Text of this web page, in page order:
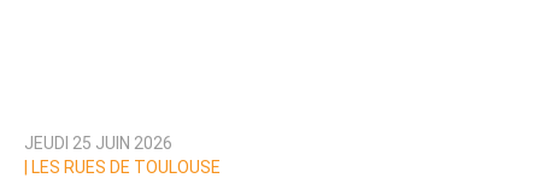
JEUDI 25 JUIN 2026
LES RUES DE TOULOUSE